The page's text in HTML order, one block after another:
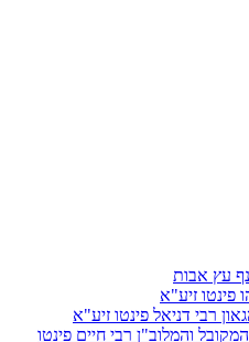
עץ אבות
פינטו זיע"א
רבי דניאל פינטו זיע"א
והמלוב"ן רבי חיים פינטו